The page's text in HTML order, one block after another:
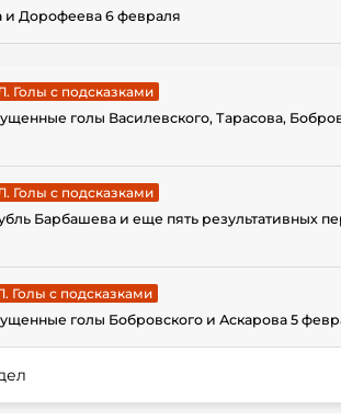
и Дорофеева 6 февраля
Голы с подсказками
голы Василевского, Тарасова,
Голы с подсказками
Барбашева и еще пять результативных
Голы с подсказками
голы Бобровского и Аскарова 5